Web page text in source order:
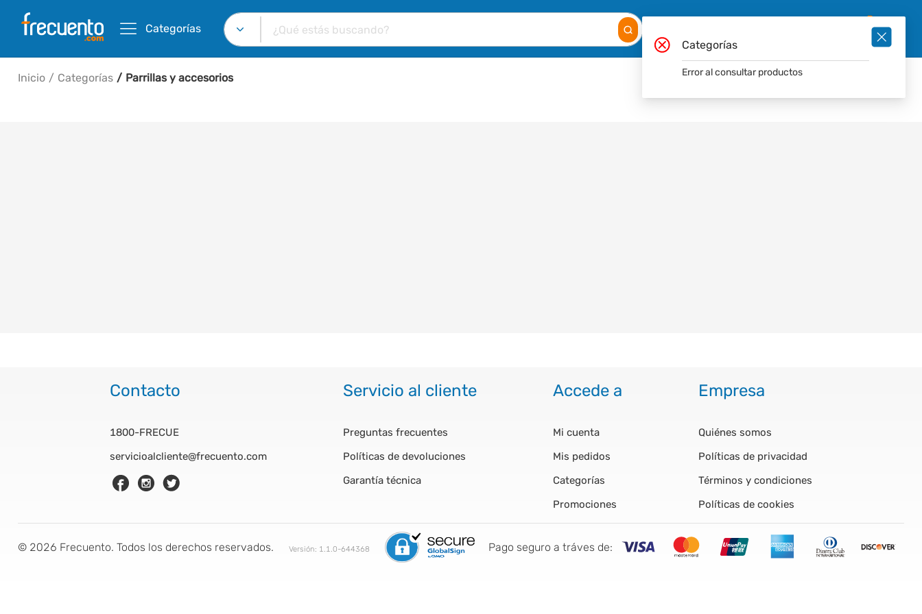
Categorías
Inicio Categorías Parrillas y accesorios
Contacto
1800-FRECUE
servicioalcliente@frecuento.com
Servicio al cliente
Preguntas frecuentes
Políticas de devoluciones
Garantía técnica
Accede a
Mi cuenta
Mis pedidos
Categorías
Promociones
Empresa
Quiénes somos
Políticas de privacidad
Términos y condiciones
Políticas de cookies
© 2026 Frecuento. Todos los derechos reservados. Versión: 1.1.0-644368 Pago seguro a tráves de:
Categorías
Error al consultar productos